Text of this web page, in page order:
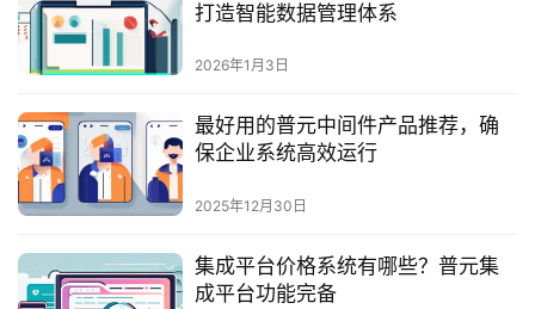
打造智能数据管理体系
2026年1月3日
最好用的普元中间件产品推荐，确
保企业系统高效运行
2025年12月30日
集成平台价格系统有哪些？普元集
成平台功能完备